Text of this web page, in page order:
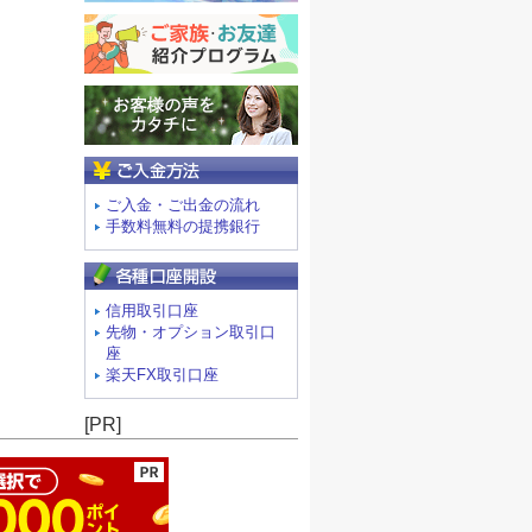
ご入金・ご出金の流れ
手数料無料の提携銀行
信用取引口座
先物・オプション取引口
座
楽天FX取引口座
[PR]